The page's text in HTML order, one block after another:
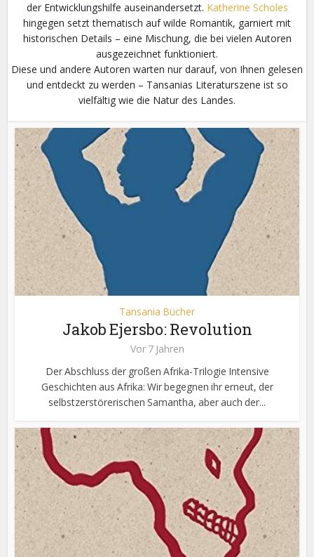
der Entwicklungshilfe auseinandersetzt. Katherine Scholes
hingegen setzt thematisch auf wilde Romantik, garniert mit
historischen Details – eine Mischung, die bei vielen Autoren
ausgezeichnet funktioniert.
Diese und andere Autoren warten nur darauf, von Ihnen gelesen
und entdeckt zu werden – Tansanias Literaturszene ist so
vielfältig wie die Natur des Landes.
Tansania Bücher
Jakob Ejersbo: Revolution
Vor 7 Jahren
Der Abschluss der großen Afrika-Trilogie Intensive
Geschichten aus Afrika: Wir begegnen ihr erneut, der
selbstzerstörerischen Samantha, aber auch der...